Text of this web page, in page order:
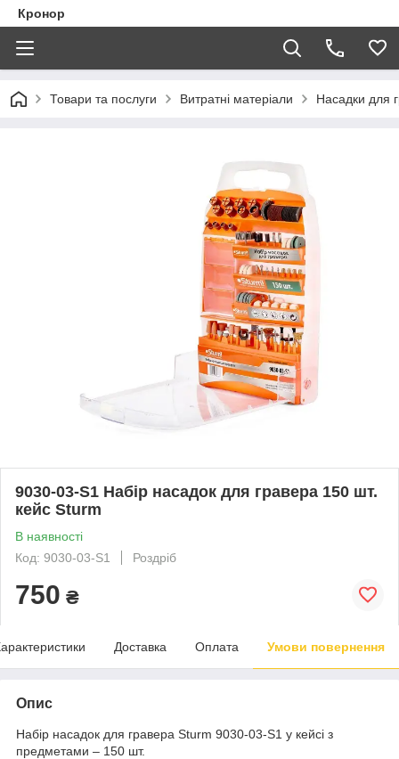
Кронор
Товари та послуги Витратні матеріали Насадки для
9030-03-S1 Набір насадок для гравера 150 шт.
кейс Sturm
В наявності
Код: 9030-03-S1
Роздріб
750 ₴
Доставка Оплата Умови повернення
Опис
Набір насадок для гравера Sturm 9030-03-S1 у кейсі з
предметами – 150 шт.